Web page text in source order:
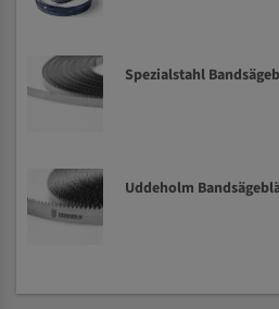
Spezialstahl
Uddeholm